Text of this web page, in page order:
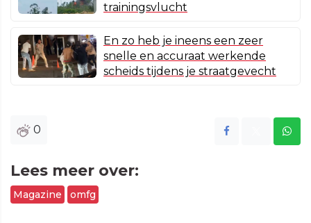
trainingsvlucht
En zo heb je ineens een zeer
snelle en accuraat werkende
scheids tijdens je straatgevecht
0
Lees meer over:
Magazine omfg